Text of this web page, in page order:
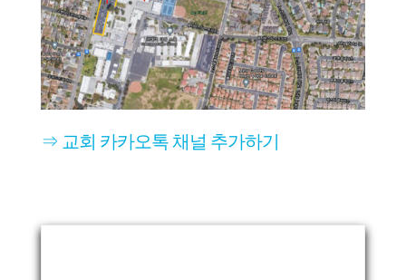
⇒ 교회 카카오톡 채널 추가하기